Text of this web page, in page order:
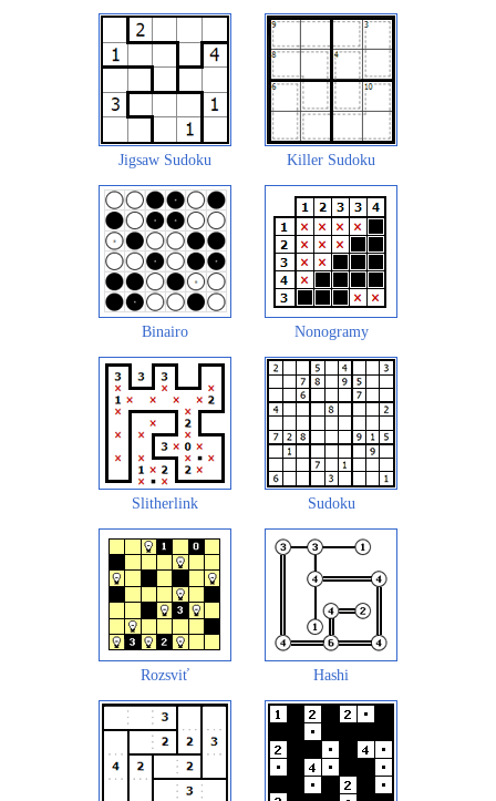
Jigsaw Sudoku Killer Sudoku
Binairo Nonogramy
Slitherlink Sudoku
Rozsviť Hashi